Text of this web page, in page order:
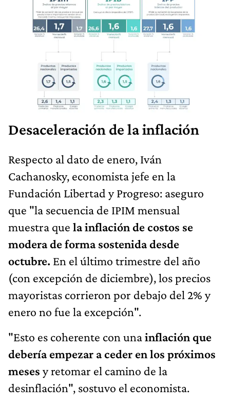
Desaceleración de la inflación
Respecto al dato de enero, Iván
Cachanosky, economista jefe en la
Fundación Libertad y Progreso: aseguro
que "la secuencia de IPIM mensual
muestra que la inflación de costos se
modera de forma sostenida desde
octubre. En el último trimestre del año
(con excepción de diciembre), los precios
mayoristas corrieron por debajo del 2% y
enero no fue la excepción".
"Esto es coherente con unainflación que
debería empezar a ceder en los próximos
meses y retomar el camino de la
desinflación", sostuvo el economista.